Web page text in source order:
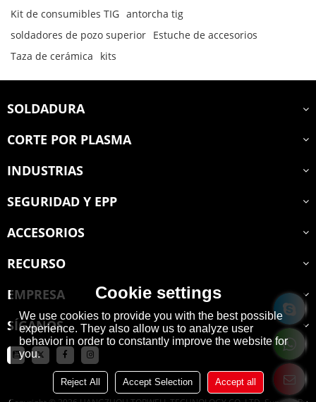
Kit de consumibles TIG antorcha tig
soldadores de pozo superior Estuche de accesorios
Taza de cerámica
kits
SOLDADURA
CORTE POR PLASMA
INDUSTRIAS
SEGURIDAD Y EPP
ACCESORIOS
RECURSO
EMPRESA
SÍGANOS
Cookie settings
We use cookies to provide you with the best possible
experience. They also allow us to analyze user
behavior in order to constantly improve the website for
you.
Reject All Accept Selection Accept all